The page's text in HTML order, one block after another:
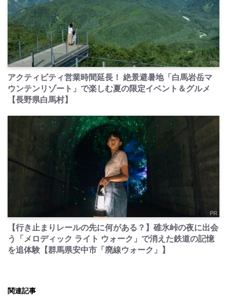
PR
アクティビティ営業時間延長！ 絶景避暑地「白馬岩岳マ
ウンテンリゾート」で楽しむ夏の限定イベント＆グルメ
【長野県白馬村】
PR
【行き止まりレールの先に何がある？】碓氷峠の夜に出会
う「メロディック ライト ウォーク」で消えた鉄道の記憶
を追体験【群馬県安中市「廃線ウォーク」】
関連記事